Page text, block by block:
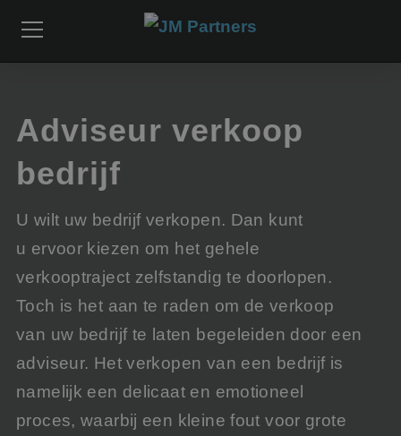
Adviseur verkoop
bedrijf
U wilt uw bedrijf verkopen. Dan kunt
u ervoor kiezen om het gehele
verkooptraject zelfstandig te doorlopen.
Toch is het aan te raden om de verkoop
van uw bedrijf te laten begeleiden door een
adviseur. Het verkopen van een bedrijf is
namelijk een delicaat en emotioneel
proces, waarbij een kleine fout voor grote